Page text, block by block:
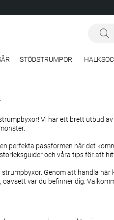
STÖDSTRUMPOR
Vi har ett brett utbud
perfekta passformen när det
och våra tips för att
Genom att handla här
var du befinner dig.